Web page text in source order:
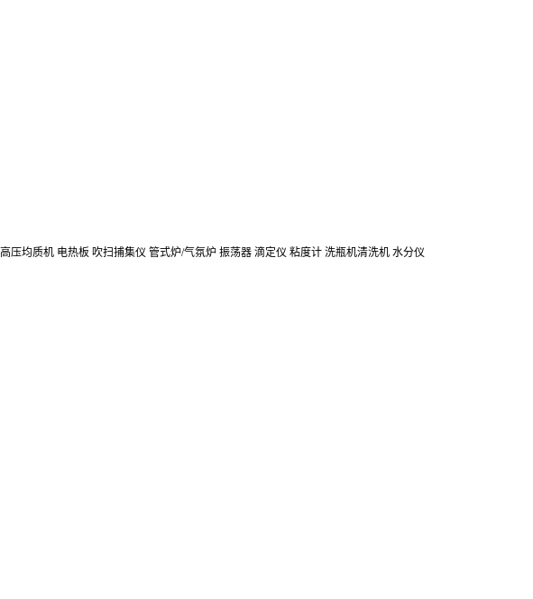
高压均质机 电热板 吹扫捕集仪 管式炉/气氛炉 振荡器 滴定仪 粘度计 洗瓶机清洗机 水分仪